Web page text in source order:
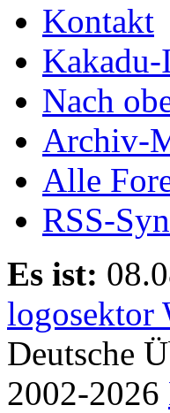
Kontakt
Nach
Archiv-
Alle
RSS-
Es ist:
logosektor
Deutsche
2002-2026